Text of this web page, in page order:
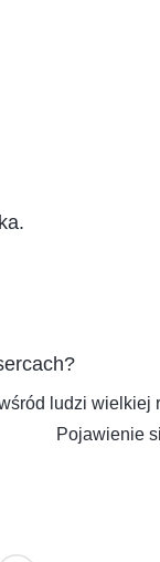
ludzi wielkiej
Pojawienie